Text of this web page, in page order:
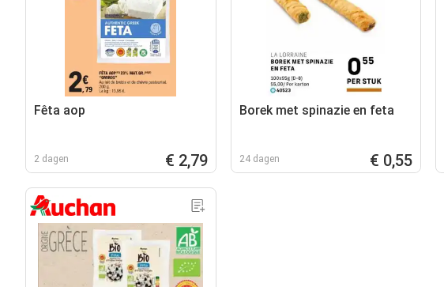
Fêta aop
2 dagen € 2,79
Borek met spinazie en feta
24 dagen € 0,55